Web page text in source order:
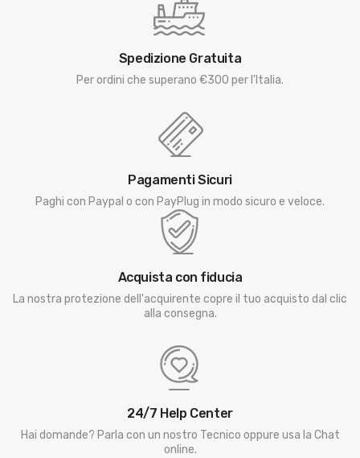
Spedizione Gratuita
Per ordini che superano €300 per l'Italia.
Pagamenti Sicuri
Paghi con Paypal o con PayPlug in modo sicuro e veloce.
Acquista con fiducia
La nostra protezione dell'acquirente copre il tuo acquisto dal clic
alla consegna.
24/7 Help Center
Hai domande? Parla con un nostro Tecnico oppure usa la Chat
online.